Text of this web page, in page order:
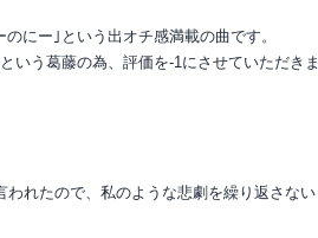
にー｣という出オチ感満載の曲です。
いう葛藤の為、評価を-1にさせていただきま
れたので、私のような悲劇を繰り返さない